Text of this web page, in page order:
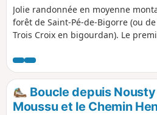
Jolie randonnée en moyenne
forêt de Saint-Pé-de-Bigorre (ou
Trois Croix en bigourdan). Le
les estives de l'Aülhet et de
l'Ouest, jusqu'au sommet du
connu des locaux, ce parcours
garanti !Boucle depuis
Moussu et le Chemin